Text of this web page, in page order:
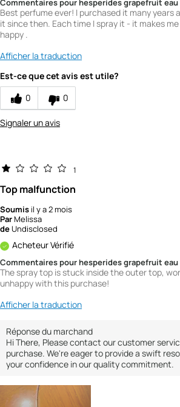
Commentaires pour hesperides grapefruit eau
Best perfume ever! I purchased it many years
it since then. Each time I spray it - it makes
happy .
Afficher la traduction
Est-ce que cet avis est utile?
0
0
Signaler un avis
1
Top malfunction
Soumis il y a 2 mois
ParMelissa
deUndisclosed
Acheteur Vérifié
Commentaires pour hesperides grapefruit eau
The spray top is stuck inside the outer top,
unhappy with this purchase!
Afficher la traduction
Réponse du marchand
Hi There, Please contact our customer
purchase. We're eager to provide a swift
your confidence in our quality commitment.